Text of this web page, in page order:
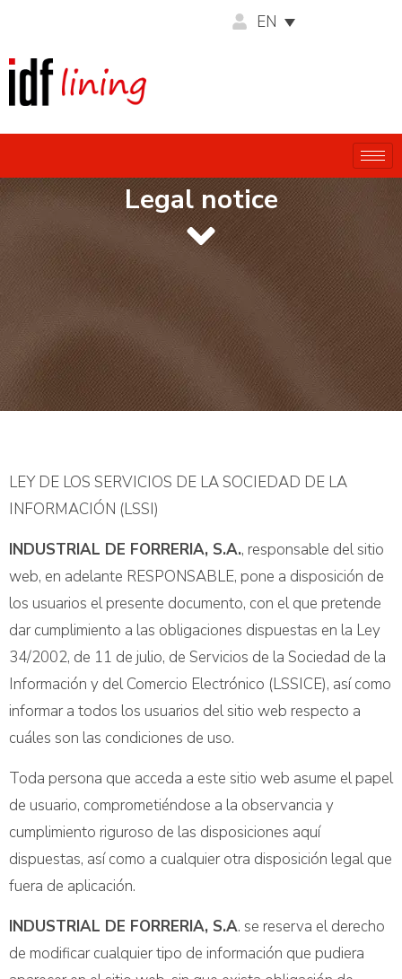
EN
Legal notice
LEY DE LOS SERVICIOS DE LA SOCIEDAD DE LA
INFORMACIÓN (LSSI)
INDUSTRIAL DE FORRERIA, S.A., responsable del sitio
web, en adelante RESPONSABLE, pone a disposición de
los usuarios el presente documento, con el que pretende
dar cumplimiento a las obligaciones dispuestas en la Ley
34/2002, de 11 de julio, de Servicios de la Sociedad de la
Información y del Comercio Electrónico (LSSICE), así como
informar a todos los usuarios del sitio web respecto a
cuáles son las condiciones de uso.
Toda persona que acceda a este sitio web asume el papel
de usuario, comprometiéndose a la observancia y
cumplimiento riguroso de las disposiciones aquí
dispuestas, así como a cualquier otra disposición legal que
fuera de aplicación.
INDUSTRIAL DE FORRERIA, S.A. se reserva el derecho
de modificar cualquier tipo de información que pudiera